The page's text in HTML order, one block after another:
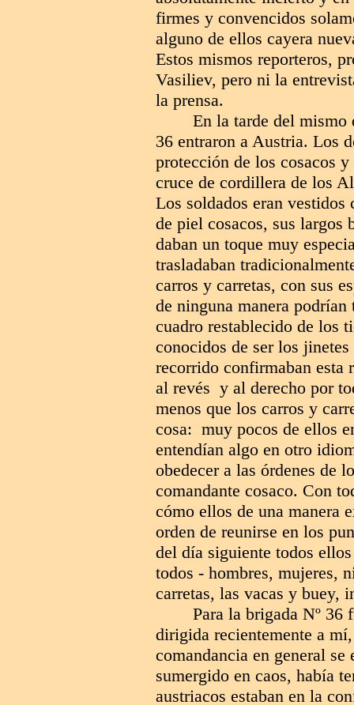
firmes y convencidos
alguno de ellos cayera
Estos mismos reporteros,
Vasiliev, pero ni la
la prensa.
En la tarde del mismo
36 entraron a Austria. Los
protección de los cosacos
cruce de cordillera de los
Los soldados eran
de piel cosacos, sus largos
daban un toque muy
trasladaban
carros y carretas, con sus
de ninguna manera
cuadro restablecido de los
conocidos de ser los
recorrido confirmaban esta
al revés y al derecho por
menos que los carros y
cosa: muy pocos de ellos
entendían algo en otro
obedecer a las órdenes de
comandante cosaco. Con
cómo ellos de una manera
orden de reunirse en los
del día siguiente todos
todos - hombres, mujeres,
carretas, las vacas y buey,
Para la brigada Nº
dirigida recientemente a
comandancia en general
sumergido en caos, había
austriacos estaban en la